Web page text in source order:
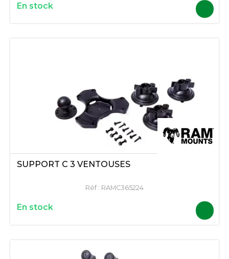
En stock
SUPPORT C 3 VENTOUSES
Réf : RAMC365224
En stock